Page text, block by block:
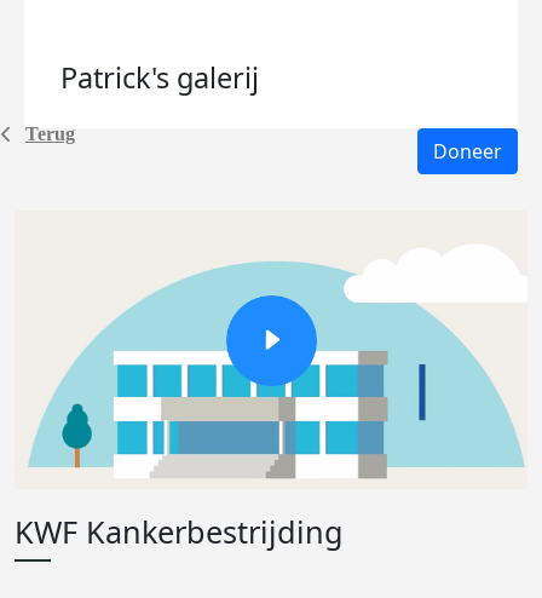
Terug
Patrick's galerij
Doneer
KWF Kankerbestrijding